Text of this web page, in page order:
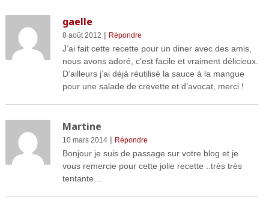
gaelle
8 août 2012 | Répondre
J’ai fait cette recette pour un diner avec des amis,
nous avons adoré, c’est facile et vraiment délicieux.
D’ailleurs j’ai déjà réutilisé la sauce à la mangue
pour une salade de crevette et d’avocat, merci !
Martine
10 mars 2014| Répondre
Bonjour je suis de passage sur votre blog et je
vous remercie pour cette jolie recette ..très très
tentante…